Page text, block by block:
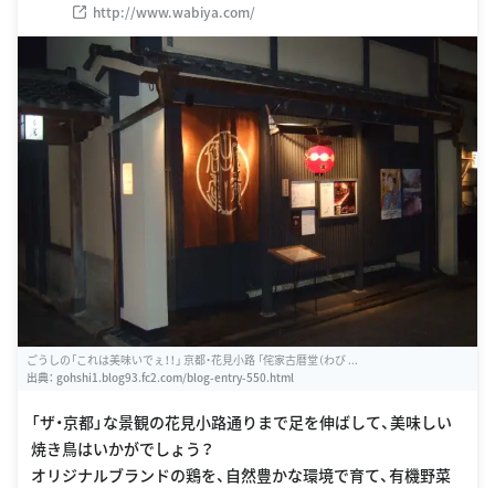
練場北側
http://www.wabiya.com/
ごうしの「これは美味いでぇ！！」 京都・花見小路 「侘家古暦堂（わび ...
出典： gohshi1.blog93.fc2.com/blog-entry-550.html
「ザ・京都」な景観の花見小路通りまで足を伸ばして、美味しい
焼き鳥はいかがでしょう？
オリジナルブランドの鶏を、自然豊かな環境で育て、有機野菜